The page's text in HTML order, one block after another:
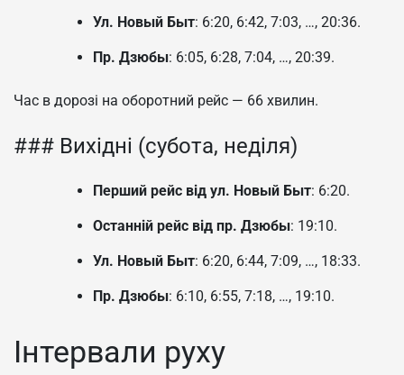
Ул. Новый Быт: 6:20, 6:42, 7:03, …, 20:36.
Пр. Дзюбы: 6:05, 6:28, 7:04, …, 20:39.
Час в дорозі на оборотний рейс — 66 хвилин.
### Вихідні (субота, неділя)
Перший рейс від ул. Новый Быт: 6:20.
Останній рейс від пр. Дзюбы: 19:10.
Ул. Новый Быт: 6:20, 6:44, 7:09, …, 18:33.
Пр. Дзюбы: 6:10, 6:55, 7:18, …, 19:10.
Інтервали руху